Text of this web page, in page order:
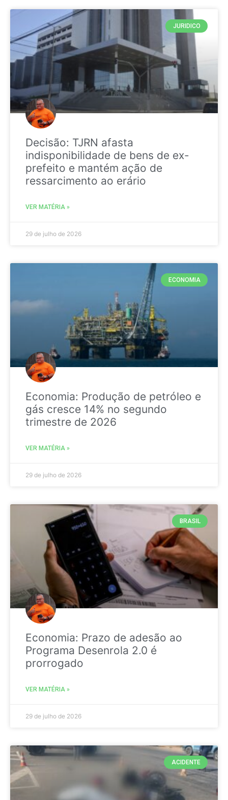
JURIDICO
Decisão: TJRN afasta
indisponibilidade de bens de ex-
prefeito e mantém ação de
ressarcimento ao erário
VER MATÉRIA »
29 de julho de 2026
ECONOMIA
Economia: Produção de petróleo e
gás cresce 14% no segundo
trimestre de 2026
VER MATÉRIA »
29 de julho de 2026
BRASIL
Economia: Prazo de adesão ao
Programa Desenrola 2.0 é
prorrogado
VER MATÉRIA »
29 de julho de 2026
ACIDENTE